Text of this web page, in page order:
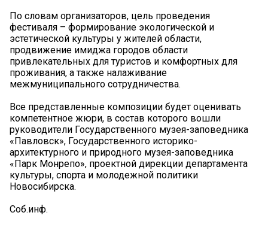
По словам организаторов, цель проведения
фестиваля – формирование экологической и
эстетической культуры у жителей области,
продвижение имиджа городов области
привлекательных для туристов и комфортных для
проживания, а также налаживание
межмуниципального сотрудничества.
Все представленные композиции будет оценивать
компетентное жюри, в состав которого вошли
руководители Государственного музея-заповедника
«Павловск», Государственного историко-
архитектурного и природного музея-заповедника
«Парк Монрепо», проектной дирекции департамента
культуры, спорта и молодежной политики
Новосибирска.
Соб.инф.